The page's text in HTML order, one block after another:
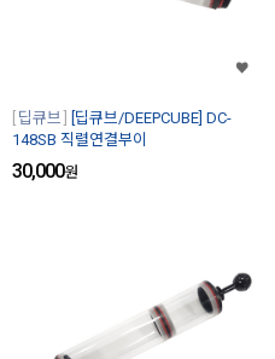
딥큐브
[딥큐브/DEEPCUBE] DC-
148SB 직렬연결부이
30,000원